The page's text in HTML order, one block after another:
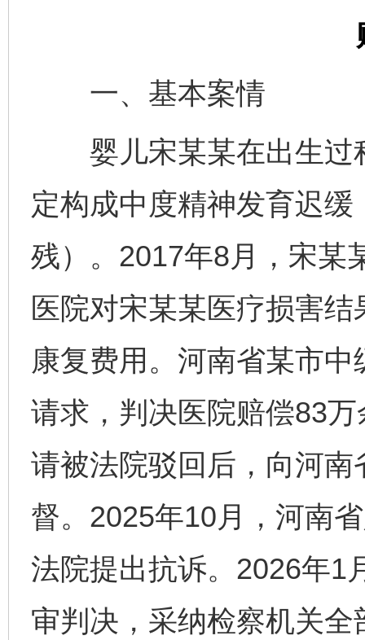
一、基本案情
婴儿宋某某在出生过
定构成中度精神发育迟
残）。2017年8月，宋某
医院对宋某某医疗损害
康复费用。河南省某市
请求，判决医院赔偿83
请被法院驳回后，向河
督。2025年10月，河南
法院提出抗诉。2026年1
审判决，采纳检察机关